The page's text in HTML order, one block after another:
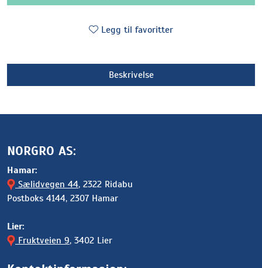
Legg til favoritter
Beskrivelse
NORGRO AS:
Hamar:
Sælidvegen 44, 2322 Ridabu
Postboks 4144, 2307 Hamar
Lier:
Fruktveien 9, 3402 Lier